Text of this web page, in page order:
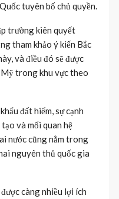
tuyên bố chủ quyền.
trường kiên quyết
tham khảo ý kiến ​​Bắc
và điều đó sẽ được
trong khu vực theo
đất hiếm, sự cạnh
và mối quan hệ
nước cũng nằm trong
nguyên thủ quốc gia
càng nhiều lợi ích